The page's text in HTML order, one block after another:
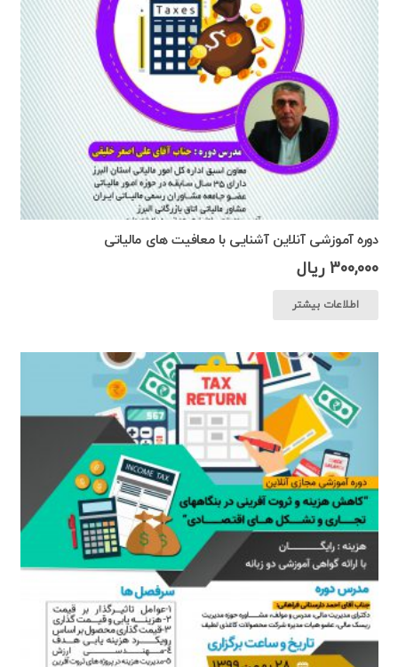
دوره آموزشی آنلاین آشنایی با معافیت های مالیاتی
300,000 ریال
اطلاعات بیشتر